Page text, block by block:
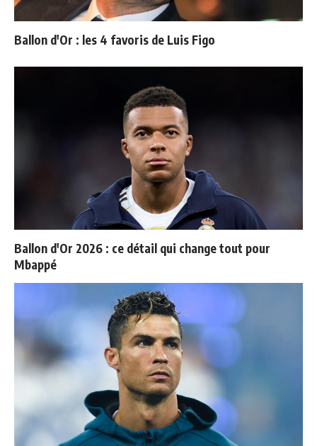
Ballon d'Or : les 4 favoris de Luis Figo
Ballon d'Or 2026 : ce détail qui change tout pour
Mbappé